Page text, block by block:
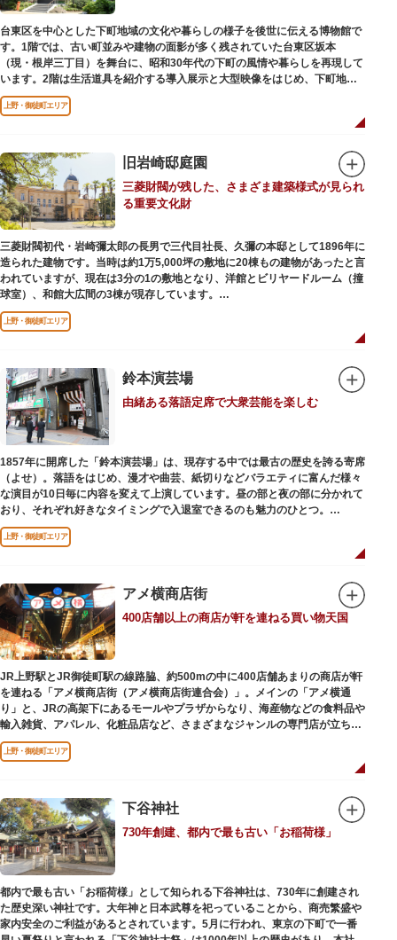
用のお湯のサービスもあるのでファミリーにもおすすめです。
レンガ色のタイル張りの建物は、日本のモダニズム建築の巨匠・前川國男の
設計。
屋外には彫刻等の立体作品も展示されています。
台東区を中心とした下町地域の文化や暮らしの様子を後世に伝える博物館で
す。1階では、古い町並みや建物の面影が多く残されていた台東区坂本
（現・根岸三丁目）を舞台に、昭和30年代の下町の風情や暮らしを再現して
います。2階は生活道具を紹介する導入展示と大型映像をはじめ、下町地域
の歴史や出来事をたどることのできる資料を展示しています。また3階には
企画展示室と、道具や玩具を体験し、調べることができるしたまち情報コー
上野・御徒町エリア
旧岩崎邸庭園
三菱財閥が残した、さまざま建築様式が見られ
る重要文化財
三菱財閥初代・岩崎彌太郎の長男で三代目社長、久彌の本邸として1896年に
造られた建物です。当時は約1万5,000坪の敷地に20棟もの建物があったと言
われていますが、現在は3分の1の敷地となり、洋館とビリヤードルーム（撞
球室）、和館大広間の3棟が現存しています。
【洋館】
鹿鳴館の建築家として知られるジョサイア・コンドルによって設計された西
ています。
【撞球室】
当時の日本では非常に珍しいスイスの山小屋風の撞球室（ビリヤード場）
で、洋館から地下道でつながっています。通常は非公開ですが、毎月15日
（10月のみ10/16）に先着順で限定公開されています。
【和館大広間】
洋館に併置された名棟 梁大河喜十郎の手によるものと伝えられている書院造
りの和館で、当時は550坪に及ぶ洋館を遥かにしのぐ規模でしたが、現在は
冠婚葬祭などに使われていた大広間の1棟だけが残っています。
を一部踏襲している広大な庭は、建築様式同様に和洋併置式とされ、「芝
庭」をもつ近代庭園の初期の形を残しています。江戸時代の石碑や手水鉢、
庭石などが見られ、煉瓦塀を含めた敷地全体が重要文化財に指定されていま
す。
上野・御徒町エリア
鈴本演芸場
由緒ある落語定席で大衆芸能を楽しむ
1857年に開席した「鈴本演芸場」は、現存する中では最古の歴史を誇る寄席
（よせ）。落語をはじめ、漫才や曲芸、紙切りなどバラエティに富んだ様々
な演目が10日毎に内容を変えて上演しています。昼の部と夜の部に分かれて
おり、それぞれ好きなタイミングで入退室できるのも魅力のひとつ。
上演中は飲食も可能です。おすすめは売店で購入できる、お箸で切れるやわ
らかさで有名な「上野 井泉本店」のかつサンド。お弁当やお菓子を食べたり
上野・御徒町エリア
アメ横商店街
400店舗以上の商店が軒を連ねる買い物天国
JR上野駅とJR御徒町駅の線路脇、約500mの中に400店舗あまりの商店が軒
を連ねる「アメ横商店街（アメ横商店街連合会）」。メインの「アメ横通
り」と、JRの高架下にあるモールやプラザからなり、海産物などの食料品や
輸入雑貨、アパレル、化粧品店など、さまざまなジャンルの専門店が立ち並
んでいます。活気ある呼び込みが飛び交うなかで、店員さんとの会話も楽し
みながら目玉商品や特価品を探せるのが魅力のひとつ。年末の叩き売りは風
アメ横のはじまりは、物資が底をついた第二次世界大戦後にできた闇市。多
くの闇市が的屋の仕切りであったのに対して、アメ横は満州からの復員兵が
共同体となり連合会を結成。出店を統制し、商店街が形成されました。
当時、JR上野駅のすぐ南に発生した闇市は、飴を販売する屋台があったこと
から「アメヤ横丁（飴屋通り）」と呼ばれるように。反対側のJR御徒町付近
には、アメリカ進駐軍の放出物資を販売する店ができたので「アメリカ横丁
（アメリカ通り）」と呼ばれるようになりました。この2つのエリアが統合
され、今の「アメ横」になったと言われています。
上野・御徒町エリア
下谷神社
730年創建、都内で最も古い「お稲荷様」
都内で最も古い「お稲荷様」として知られる下谷神社は、730年に創建され
た歴史深い神社です。大年神と日本武尊を祀っていることから、商売繁盛や
家内安全のご利益があるとされています。5月に行われ、東京の下町で一番